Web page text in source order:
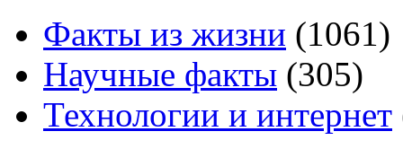
Факты из жизни (1061)
Научные факты (305)
Технологии и интернет